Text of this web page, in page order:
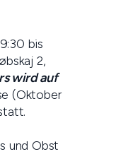
bis
2,
wird auf
(Oktober
und Obst